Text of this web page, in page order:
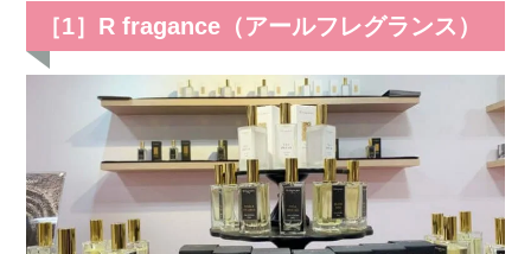
［1］R fragance（アールフレグランス）